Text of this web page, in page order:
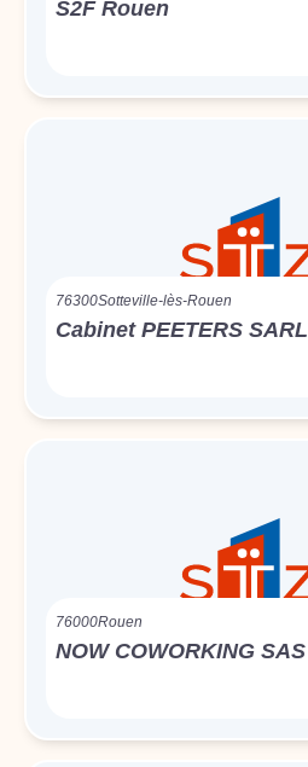
S2F Rouen
76300Sotteville-lès-Rouen
Cabinet PEETERS SARL
76000Rouen
NOW COWORKING SAS